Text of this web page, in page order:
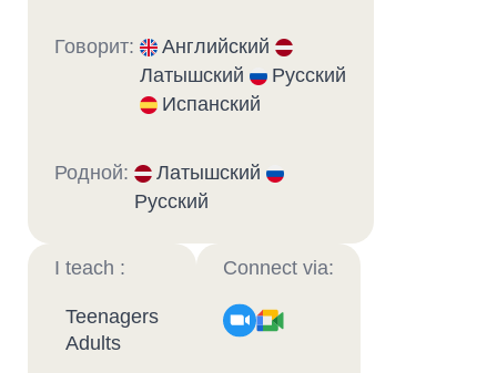
Говорит:
Английский
Латышский
Русский
Испанский
Родной:
Латышский
Русский
I teach :
Teenagers
Adults
Connect via: